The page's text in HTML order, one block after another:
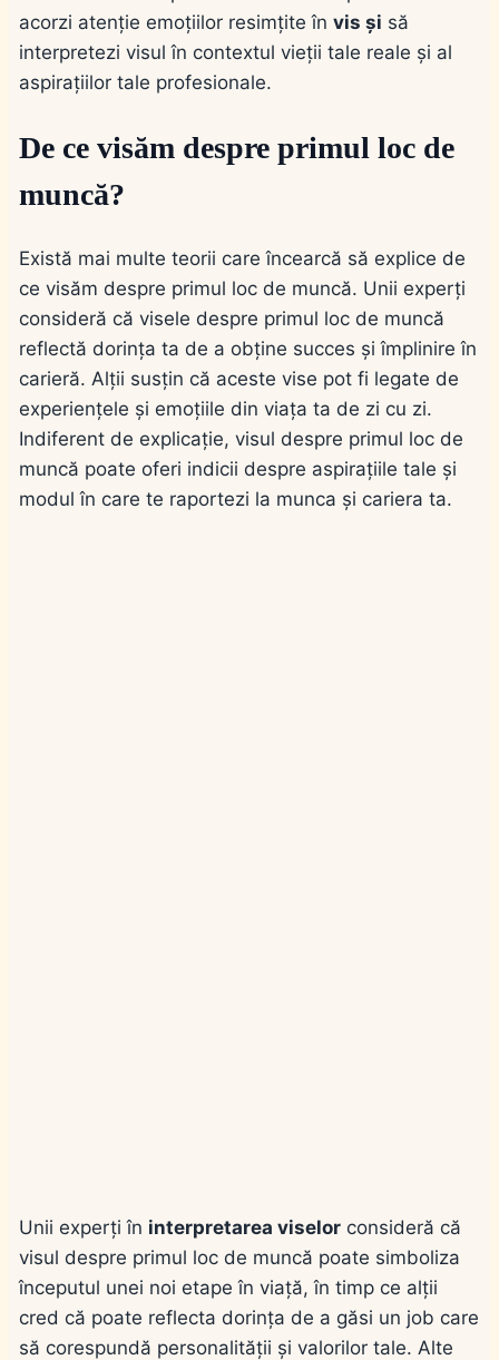
acorzi atenție emoțiilor resimțite în vis și să
interpretezi visul în contextul vieții tale reale și al
aspirațiilor tale profesionale.
De ce visăm despre primul loc de
muncă?
Există mai multe teorii care încearcă să explice de
ce visăm despre primul loc de muncă. Unii experți
consideră că visele despre primul loc de muncă
reflectă dorința ta de a obține succes și împlinire în
carieră. Alții susțin că aceste vise pot fi legate de
experiențele și emoțiile din viața ta de zi cu zi.
Indiferent de explicație, visul despre primul loc de
muncă poate oferi indicii despre aspirațiile tale și
modul în care te raportezi la munca și cariera ta.
Unii experți în interpretarea viselor consideră că
visul despre primul loc de muncă poate simboliza
începutul unei noi etape în viață, în timp ce alții
cred că poate reflecta dorința de a găsi un job care
să corespundă personalității și valorilor tale. Alte